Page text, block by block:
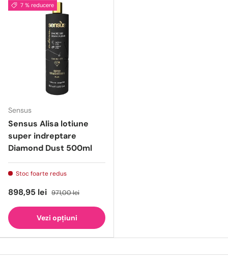
7 % reducere
Sensus
Sensus Alisa lotiune
super indreptare
Diamond Dust 500ml
Stoc foarte redus
898,95 lei 971,00 lei
Vezi opțiuni